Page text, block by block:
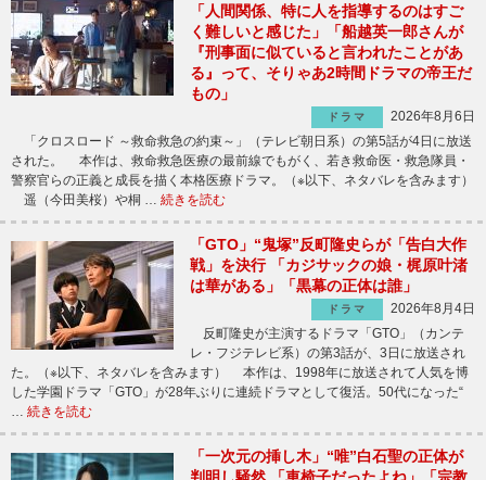
「人間関係、特に人を指導するのはすご
く難しいと感じた」「船越英一郎さんが
『刑事面に似ていると言われたことがあ
る』って、そりゃあ2時間ドラマの帝王だ
もの」
ドラマ
2026年8月6日
「クロスロード ～救命救急の約束～」（テレビ朝日系）の第5話が4日に放送
された。 本作は、救命救急医療の最前線でもがく、若き救命医・救急隊員・
警察官らの正義と成長を描く本格医療ドラマ。（※以下、ネタバレを含みます）
遥（今田美桜）や桐 … 続きを読む
「GTO」“鬼塚”反町隆史らが「告白大作
戦」を決行 「カジサックの娘・梶原叶渚
は華がある」「黒幕の正体は誰」
ドラマ
2026年8月4日
反町隆史が主演するドラマ「GTO」（カンテ
レ・フジテレビ系）の第3話が、3日に放送され
た。（※以下、ネタバレを含みます） 本作は、1998年に放送されて人気を博
した学園ドラマ「GTO」が28年ぶりに連続ドラマとして復活。50代になった“
続きを読む
「一次元の挿し木」“唯”白石聖の正体が
判明し騒然 「車椅子だったよね」「宗教